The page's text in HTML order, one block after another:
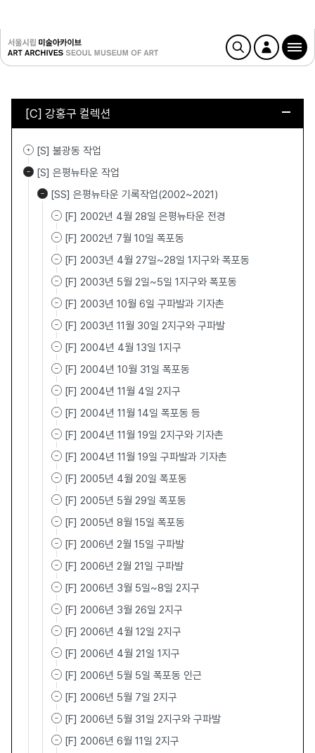
[C] 강홍구 컬렉션
[S] 불광동 작업
[S] 은평뉴타운 작업
[SS] 은평뉴타운 기록작업(2002~2021)
[F] 2002년 4월 28일 은평뉴타운 전경
[F] 2002년 7월 10일 폭포동
[F] 2003년 4월 27일~28일 1지구와 폭포동
[F] 2003년 5월 2일~5일 1지구와 폭포동
[F] 2003년 10월 6일 구파발과 기자촌
[F] 2003년 11월 30일 2지구와 구파발
[F] 2004년 4월 13일 1지구
[F] 2004년 10월 31일 폭포동
[F] 2004년 11월 4일 2지구
[F] 2004년 11월 14일 폭포동 등
[F] 2004년 11월 19일 2지구와 기자촌
[F] 2004년 11월 19일 구파발과 기자촌
[F] 2005년 4월 20일 폭포동
[F] 2005년 5월 29일 폭포동
[F] 2005년 8월 15일 폭포동
[F] 2006년 2월 15일 구파발
[F] 2006년 2월 21일 구파발
[F] 2006년 3월 5일~8일 2지구
[F] 2006년 3월 26일 2지구
[F] 2006년 4월 12일 2지구
[F] 2006년 4월 21일 1지구
[F] 2006년 5월 5일 폭포동 인근
[F] 2006년 5월 7일 2지구
[F] 2006년 5월 31일 2지구와 구파발
[F] 2006년 6월 11일 2지구